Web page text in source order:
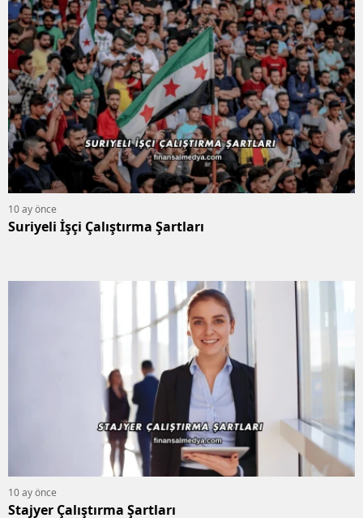
10 ay önce
Suriyeli İşçi Çalıştırma Şartları
10 ay önce
Stajyer Çalıştırma Şartları